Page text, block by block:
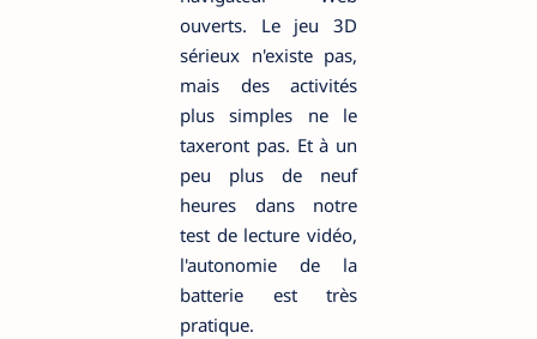
ouverts. Le jeu 3D
sérieux n'existe pas,
mais des activités
plus simples ne le
taxeront pas. Et à un
peu plus de neuf
heures dans notre
test de lecture vidéo,
l'autonomie de la
batterie est très
pratique.